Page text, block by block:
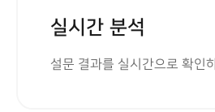
실시간 분석
설문 결과를 실시간으로 확인